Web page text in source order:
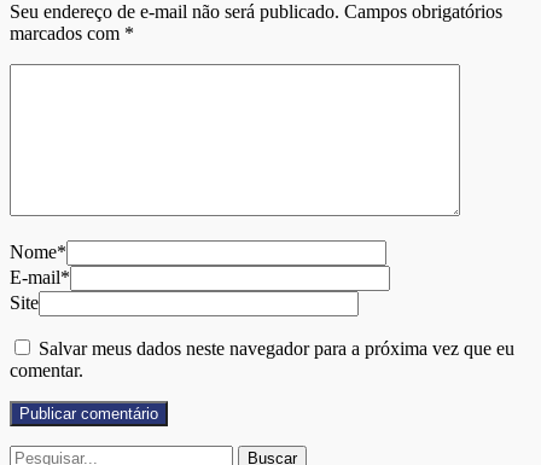
Seu endereço de e-mail não será publicado. Campos obrigatórios
marcados com *
Nome*
E-mail*
Site
Salvar meus dados neste navegador para a próxima vez que eu
comentar.
Buscar